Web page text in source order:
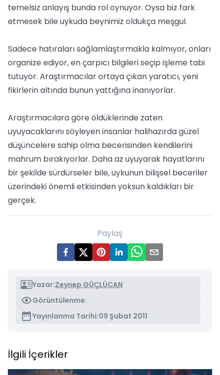
temelsiz anlayış bunda rol oynuyor. Oysa biz fark
etmesek bile uykuda beynimiz oldukça meşgul.
Sadece hatıraları sağlamlaştırmakla kalmıyor, onları
organize ediyor, en çarpıcı bilgileri seçip işleme tabi
tutuyor. Araştırmacılar ortaya çıkan yaratıcı, yeni
fikirlerin altında bunun yattığına inanıyorlar.
Araştırmacılara göre öldüklerinde zaten
uyuyacaklarını söyleyen insanlar halihazırda güzel
düşüncelere sahip olma becerisinden kendilerini
mahrum bırakıyorlar. Daha az uyuyarak hayatlarını
bir şekilde sürdürseler bile, uykunun bilişsel beceriler
üzerindeki önemli etkisinden yoksun kaldıkları bir
gerçek.
Paylaş
Yazar:Zeynep GÜÇLÜCAN
Görüntülenme:
Yayınlanma Tarihi:09 Şubat 2011
İlgili İçerikler